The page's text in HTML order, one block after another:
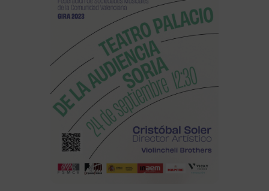
Área educativa
Área artística
Actualidad